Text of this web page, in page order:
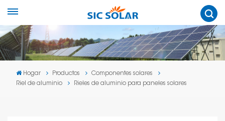
Hogar Productos
Componentes solares
Riel de aluminio
Rieles de aluminio para paneles solares